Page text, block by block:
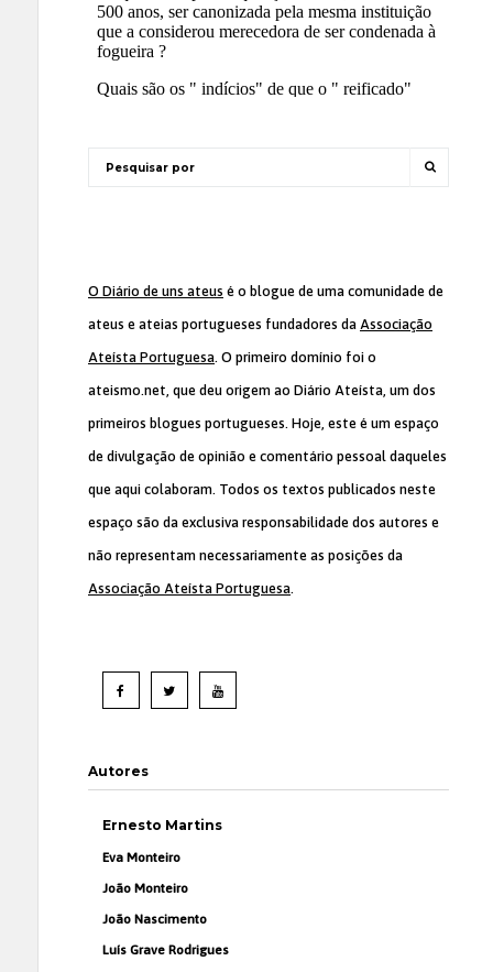
O Diário de uns ateus é o blogue de uma comunidade de
ateus e ateias portugueses fundadores da Associação
Ateísta Portuguesa. O primeiro domínio foi o
ateismo.net, que deu origem ao Diário Ateísta, um dos
primeiros blogues portugueses. Hoje, este é um espaço
de divulgação de opinião e comentário pessoal daqueles
que aqui colaboram. Todos os textos publicados neste
espaço são da exclusiva responsabilidade dos autores e
não representam necessariamente as posições da
Associação Ateísta Portuguesa.
Autores
Ernesto Martins
Eva Monteiro
João Monteiro
João Nascimento
Luís Grave Rodrigues